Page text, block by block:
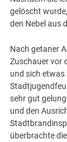
gelöscht
den Nebel aus
Nach getaner
Zuschauer vor
und sich etwas
sehr gut
und den
überbrachte